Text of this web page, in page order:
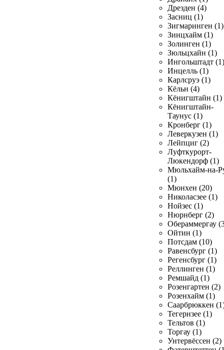
Дрезден (4)
Засниц (1)
Зигмаринген (1)
Зинцхайм (1)
Золинген (1)
Зюльцхайн (1)
Ингольштадт (1)
Инцелль (1)
Карлсруэ (1)
Кёльн (4)
Кёнигштайн (1)
Кёнигштайн-
Таунус (1)
Кронберг (1)
Леверкузен (1)
Лейпциг (2)
Луфткурорт-
Люкендорф (1)
Мюльхайм-на-
(1)
Мюнхен (20)
Николасзее (1)
Нойзес (1)
Нюрнберг (2)
Обераммергау
Ойтин (1)
Потсдам (10)
Равенсбург (1)
Регенсбург (1)
Реллинген (1)
Ремшайд (1)
Розенгартен (2)
Розенхайм (1)
Саарбрюккен
Тегернзее (1)
Тельтов (1)
Торгау (1)
Унтервёссен (2)